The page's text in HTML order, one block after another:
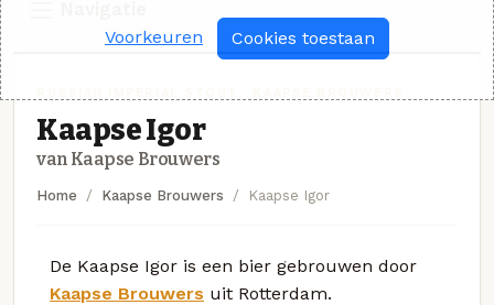
Kaapse Igor
van Kaapse Brouwers
Home Kaapse Brouwers Kaapse Igor
De Kaapse Igor is een bier gebrouwen door
Kaapse Brouwers uit Rotterdam.
Voorkeuren Cookies toestaan